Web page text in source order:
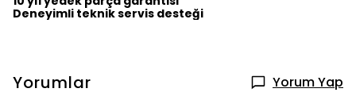
Deneyimli teknik servis desteği
Yorumlar Yorum Yap